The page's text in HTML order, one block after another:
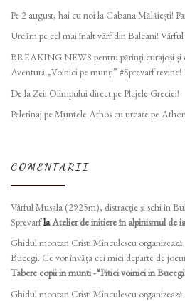
Pe 2 august, hai cu noi la Cabana Mălăiești!
Urcăm pe cel mai înalt vârf din Balcani!
BREAKING NEWS pentru părinți curajoși și
Aventură „Voinici pe munți” #Sprevarf
De la Zeii Olimpului direct pe Plajele Greciei!
Pelerinaj pe Muntele Athos cu urcare pe
COMENTARII
Vârful Musala (2925m), distracție și schi în
SprevarflaAtelier de initiere în alpinismul de
Ghidul montan Cristi Minculescu
Bucegi. Ce vor învăța cei mici departe de
Tabere copii in munti -“Pitici voinici in
Ghidul montan Cristi Minculescu